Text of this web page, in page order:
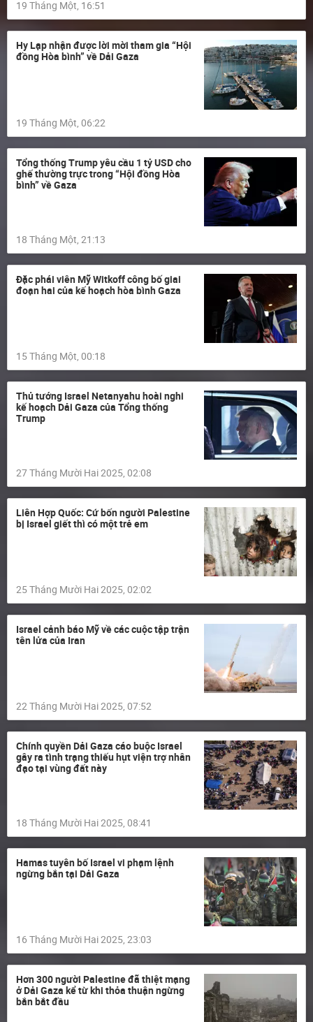
19 Tháng Một, 16:51
Hy Lạp nhận được lời mời tham gia “Hội
đồng Hòa bình” về Dải Gaza
19 Tháng Một, 06:22
Tổng thống Trump yêu cầu 1 tỷ USD cho
ghế thường trực trong “Hội đồng Hòa
bình” về Gaza
18 Tháng Một, 21:13
Đặc phái viên Mỹ Witkoff công bố giai
đoạn hai của kế hoạch hòa bình Gaza
15 Tháng Một, 00:18
Thủ tướng Israel Netanyahu hoài nghi
kế hoạch Dải Gaza của Tổng thống
Trump
27 Tháng Mười Hai 2025, 02:08
Liên Hợp Quốc: Cứ bốn người Palestine
bị Israel giết thì có một trẻ em
25 Tháng Mười Hai 2025, 02:02
Israel cảnh báo Mỹ về các cuộc tập trận
tên lửa của Iran
22 Tháng Mười Hai 2025, 07:52
Chính quyền Dải Gaza cáo buộc Israel
gây ra tình trạng thiếu hụt viện trợ nhân
đạo tại vùng đất này
18 Tháng Mười Hai 2025, 08:41
Hamas tuyên bố Israel vi phạm lệnh
ngừng bắn tại Dải Gaza
16 Tháng Mười Hai 2025, 23:03
Hơn 300 người Palestine đã thiệt mạng
ở Dải Gaza kể từ khi thỏa thuận ngừng
bắn bắt đầu